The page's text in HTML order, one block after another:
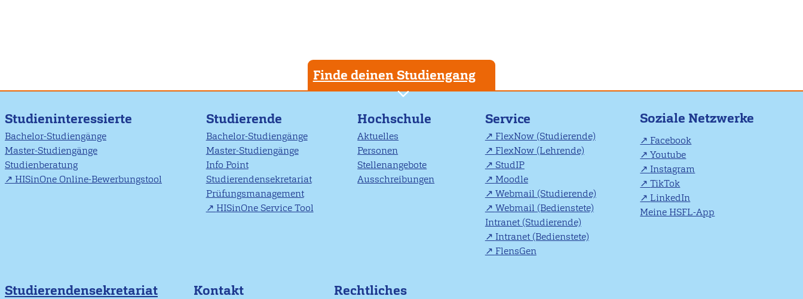
Finde deinen Studiengang
Studieninteressierte
Bachelor-Studiengänge
Master-Studiengänge
Studienberatung
HISinOne Online-Bewerbungstool
Studierende
Bachelor-Studiengänge
Master-Studiengänge
Info Point
Studierendensekretariat
Prüfungsmanagement
HISinOne Service Tool
Hochschule
Aktuelles
Personen
Stellenangebote
Ausschreibungen
Service
FlexNow (Studierende)
FlexNow (Lehrende)
StudIP
Moodle
Webmail (Studierende)
Webmail (Bedienstete)
Intranet (Studierende)
Intranet (Bedienstete)
FlensGen
Soziale Netzwerke
Facebook
Youtube
Instagram
TikTok
LinkedIn
Meine HSFL-App
Studierendensekretariat Kontakt Rechtliches